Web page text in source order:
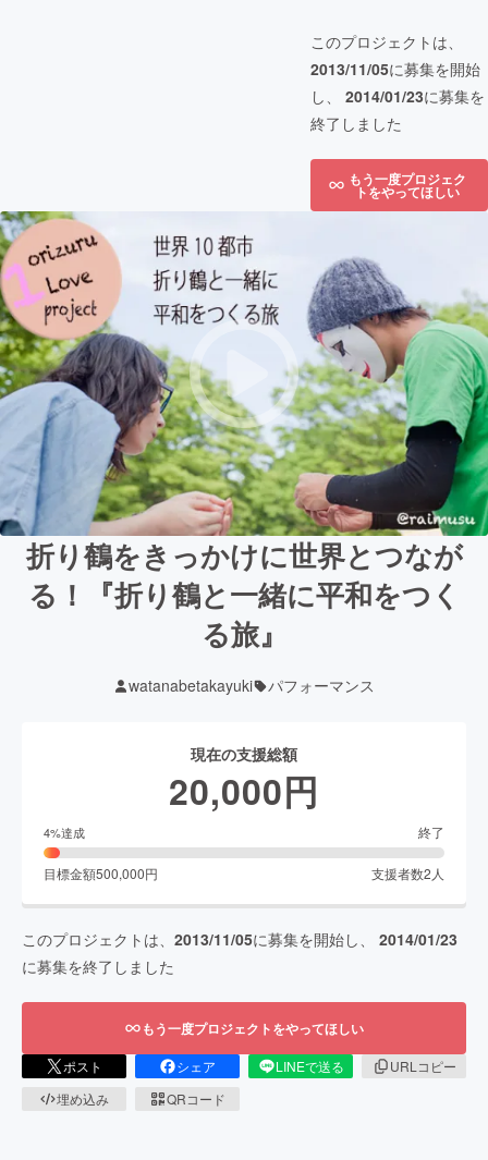
このプロジェクトは、
2013/11/05に募集を開始
し、 2014/01/23に募集を
終了しました
もう一度プロジェク
トをやってほしい
折り鶴をきっかけに世界とつなが
る！『折り鶴と一緒に平和をつく
る旅』
watanabetakayuki パフォーマンス
現在の支援総額
20,000円
4%達成 終了
目標金額500,000円 支援者数2 人
このプロジェクトは、 2013/11/05に募集を開始し、 2014/01/23
に募集を終了しました
もう一度プロジェクトをやってほしい
ポスト シェア LINEで送る
URLコピー
埋め込み
QRコード